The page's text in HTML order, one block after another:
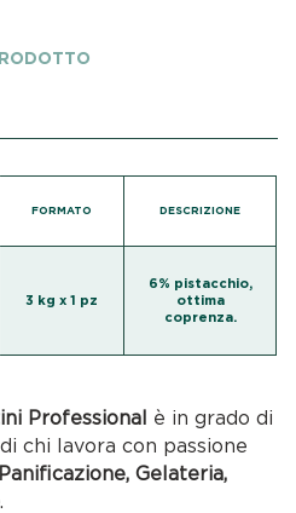
FORMATO DESCRIZIONE
3 kg x 1 pz
6% pistacchio,
ottima
coprenza.
Professional è in grado di
chi lavora con passione
Gelateria,
.